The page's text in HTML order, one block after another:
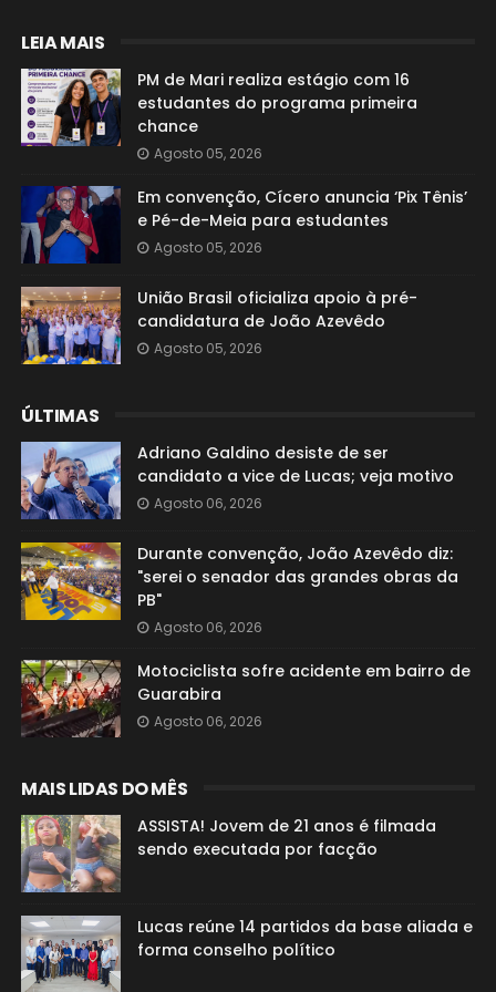
LEIA MAIS
PM de Mari realiza estágio com 16
estudantes do programa primeira
chance
Agosto 05, 2026
Em convenção, Cícero anuncia ‘Pix Tênis’
e Pé-de-Meia para estudantes
Agosto 05, 2026
União Brasil oficializa apoio à pré-
candidatura de João Azevêdo
Agosto 05, 2026
ÚLTIMAS
Adriano Galdino desiste de ser
candidato a vice de Lucas; veja motivo
Agosto 06, 2026
Durante convenção, João Azevêdo diz:
"serei o senador das grandes obras da
PB"
Agosto 06, 2026
Motociclista sofre acidente em bairro de
Guarabira
Agosto 06, 2026
MAIS LIDAS DO MÊS
ASSISTA! Jovem de 21 anos é filmada
sendo executada por facção
Lucas reúne 14 partidos da base aliada e
forma conselho político